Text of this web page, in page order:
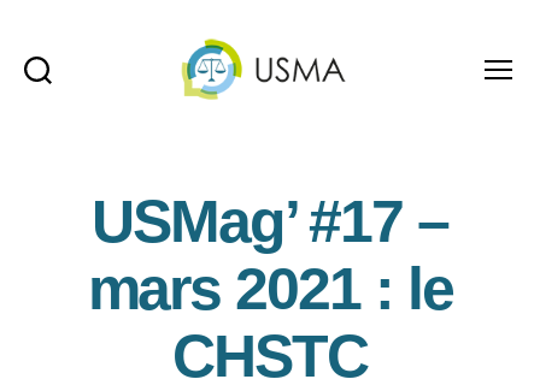
USMag’ #17 –
mars 2021 : le
CHSTC